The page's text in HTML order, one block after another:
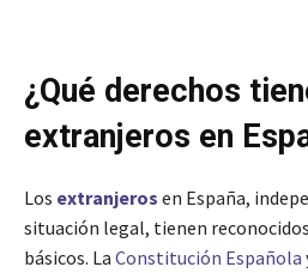
¿Qué derechos
extranjeros en
Los extranjeros en España,
situación legal, tienen
básicos. La Constitución Española